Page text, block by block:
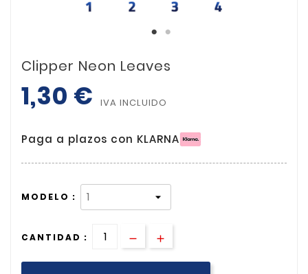
Clipper Neon Leaves
1,30 € IVA INCLUIDO
Paga a plazos con KLARNA
MODELO :
CANTIDAD :